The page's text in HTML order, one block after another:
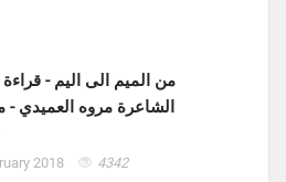
من الميم الى اليم -
الشاعرة مروه العميدي -
2018 4342